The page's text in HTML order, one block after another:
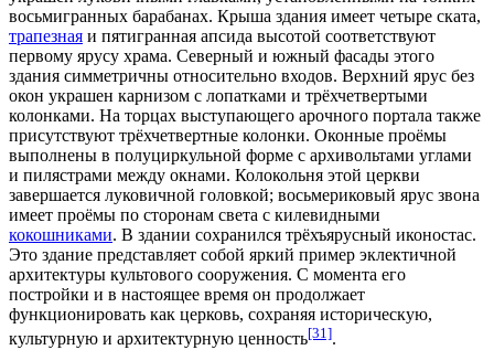
восьмигранных барабанах. Крыша здания имеет четыре ската,
трапезная и пятигранная апсида высотой соответствуют
первому ярусу храма. Северный и южный фасады этого
здания симметричны относительно входов. Верхний ярус без
окон украшен карнизом с лопатками и трёхчетвертыми
колонками. На торцах выступающего арочного портала также
присутствуют трёхчетвертные колонки. Оконные проёмы
выполнены в полуциркульной форме с архивольтами углами
и пилястрами между окнами. Колокольня этой церкви
завершается луковичной головкой; восьмериковый ярус звона
имеет проёмы по сторонам света с килевидными
кокошниками. В здании сохранился трёхъярусный иконостас.
Это здание представляет собой яркий пример эклектичной
архитектуры культового сооружения. С момента его
постройки и в настоящее время он продолжает
функционировать как церковь, сохраняя историческую,
культурную и архитектурную ценность[31].